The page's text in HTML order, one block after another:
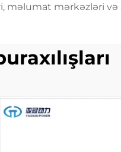
məlumat mərkəzləri